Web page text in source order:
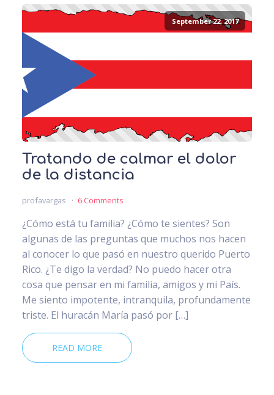
September 22, 2017
Tratando de calmar el dolor
de la distancia
profavargas 6 Comments
¿Cómo está tu familia? ¿Cómo te sientes? Son
algunas de las preguntas que muchos nos hacen
al conocer lo que pasó en nuestro querido Puerto
Rico. ¿Te digo la verdad? No puedo hacer otra
cosa que pensar en mi familia, amigos y mi País.
Me siento impotente, intranquila, profundamente
triste. El huracán María pasó por […]
READ MORE